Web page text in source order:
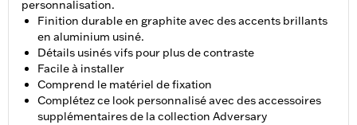
personnalisation.
Finition durable en graphite avec des accents brillants
en aluminium usiné.
Détails usinés vifs pour plus de contraste
Facile à installer
Comprend le matériel de fixation
Complétez ce look personnalisé avec des accessoires
supplémentaires de la collection Adversary